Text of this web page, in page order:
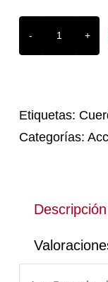
Cuerda
de
cantidad
Etiquetas:
Categorías:
Descripción